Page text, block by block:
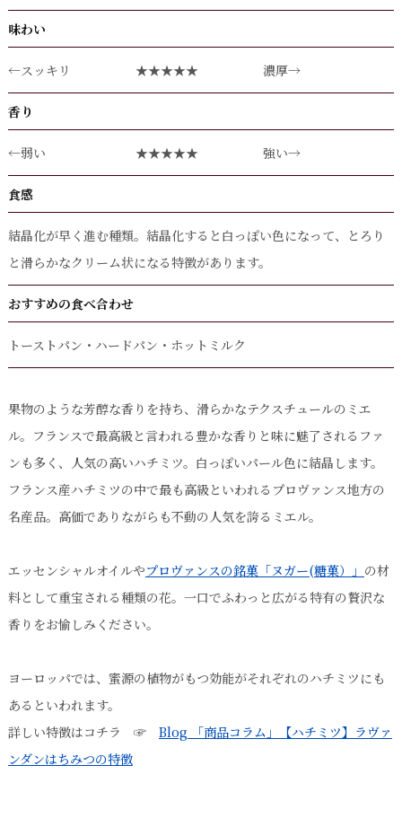
味わい
←スッキリ ★★★★★ 濃厚→
香り
←弱い ★★★★★ 強い→
食感
結晶化が早く進む種類。結晶化すると白っぽい色になって、とろり
と滑らかなクリーム状になる特徴があります。
おすすめの食べ合わせ
トーストパン・ハードパン・ホットミルク
果物のような芳醇な香りを持ち、滑らかなテクスチュールのミエ
ル。フランスで最高級と言われる豊かな香りと味に魅了されるファ
ンも多く、人気の高いハチミツ。白っぽいパール色に結晶します。
フランス産ハチミツの中で最も高級といわれるプロヴァンス地方の
名産品。高価でありながらも不動の人気を誇るミエル。
エッセンシャルオイルやプロヴァンスの銘菓「ヌガー(糖菓）」 の材
料として重宝される種類の花。一口でふわっと広がる特有の贅沢な
香りをお愉しみください。
ヨーロッパでは、蜜源の植物がもつ効能がそれぞれのハチミツにも
あるといわれます。
詳しい特徴はコチラ ☞ Blog 「商品コラム」【ハチミツ】ラヴァ
ンダンはちみつの特徴